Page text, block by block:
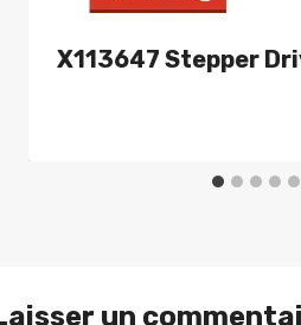
X113647 Stepper
un